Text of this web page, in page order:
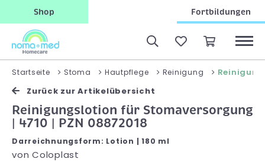
Shop Fortbildungen
Startseite Stoma Hautpflege Reinigung
Zurück zur Artikelübersicht
Reinigungslotion für Stomaversorgung
| 4710 | PZN 08872018
Darreichnungsform: Lotion | 180 ml
von Coloplast